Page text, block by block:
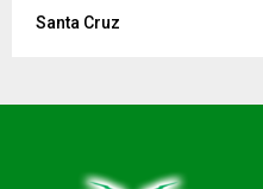
Santa Cruz